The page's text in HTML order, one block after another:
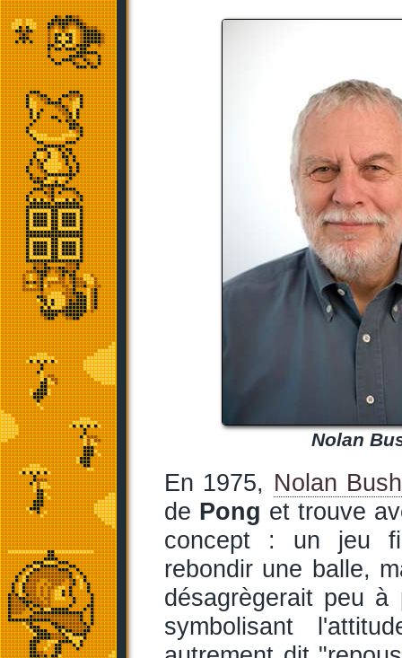
Nolan
En 1975, Nolan
de Pong et trouve
concept : un jeu
rebondir une balle,
désagrègerait peu
symbolisant